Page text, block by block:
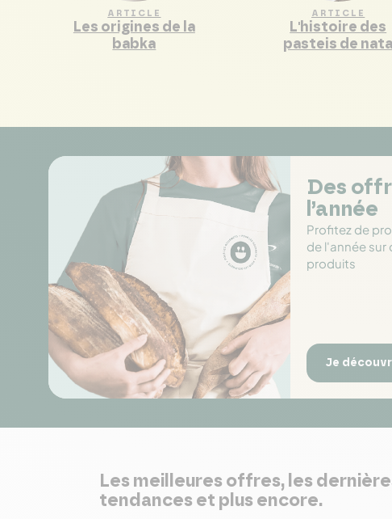
ARTICLE
Les origines de la
babka
ARTICLE
L'histoire des
pasteis de nata
Des
l’année
Profitez de
de l'année sur
produits
Je
Les meilleures offres, les
tendances et plus encore.